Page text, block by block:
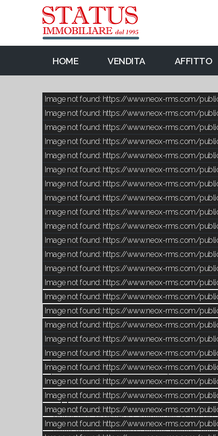
Appartamento - Affitto - Murri -
MURRI (VIA ZAMENHOF): Affittasi dal 31
molto grande, tre camere, bagno, balcone,
Codice Immobile: SIM047
100.00 Mq Camere 3.00 Bagni
Image not found: https://www.neox-rms.com/
Image not found: https://www.neox-rms.com/
Image not found: https://www.neox-rms.com/
Image not found: https://www.neox-rms.com/
Image not found: https://www.neox-rms.com/
Image not found: https://www.neox-rms.com/
Image not found: https://www.neox-rms.com/
Image not found: https://www.neox-rms.com/
Image not found: https://www.neox-rms.com/
Image not found: https://www.neox-rms.com/
Image not found: https://www.neox-rms.com/
Image not found: https://www.neox-rms.com/
Image not found: https://www.neox-rms.com/
Image not found: https://www.neox-rms.com/
Image not found: https://www.neox-rms.com/
Image not found: https://www.neox-rms.com/
Image not found: https://www.neox-rms.com/
Image not found: https://www.neox-rms.com/
Image not found: https://www.neox-rms.com/
Image not found: https://www.neox-rms.com/
Image not found: https://www.neox-rms.com/
Image not found: https://www.neox-rms.com/
Image not found: https://www.neox-rms.com/
Image not found: https://www.neox-rms.com/
HOME VENDITA AFFITTO